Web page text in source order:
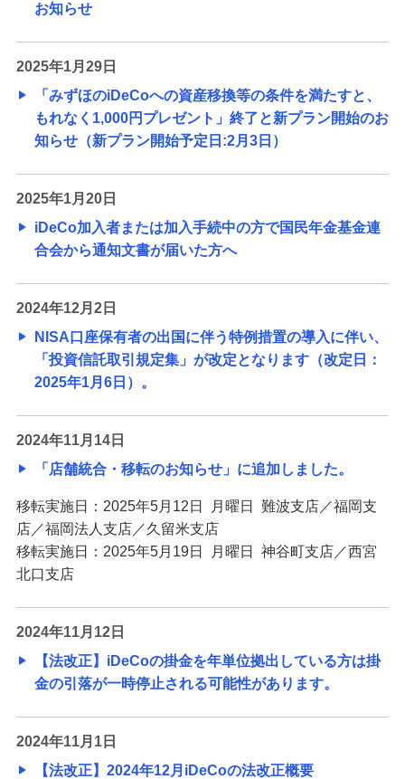
お知らせ
2025年1月29日
「みずほのiDeCoへの資産移換等の条件を満たすと、
もれなく1,000円プレゼント」終了と新プラン開始のお
知らせ（新プラン開始予定日:2月3日）
2025年1月20日
iDeCo加入者または加入手続中の方で国民年金基金連
合会から通知文書が届いた方へ
2024年12月2日
NISA口座保有者の出国に伴う特例措置の導入に伴い、
「投資信託取引規定集」が改定となります（改定日：
2025年1月6日）。
2024年11月14日
「店舗統合・移転のお知らせ」に追加しました。
移転実施日：2025年5月12日 月曜日 難波支店／福岡支
店／福岡法人支店／久留米支店
移転実施日：2025年5月19日 月曜日 神谷町支店／西宮
北口支店
2024年11月12日
【法改正】iDeCoの掛金を年単位拠出している方は掛
金の引落が一時停止される可能性があります。
2024年11月1日
【法改正】2024年12月iDeCoの法改正概要